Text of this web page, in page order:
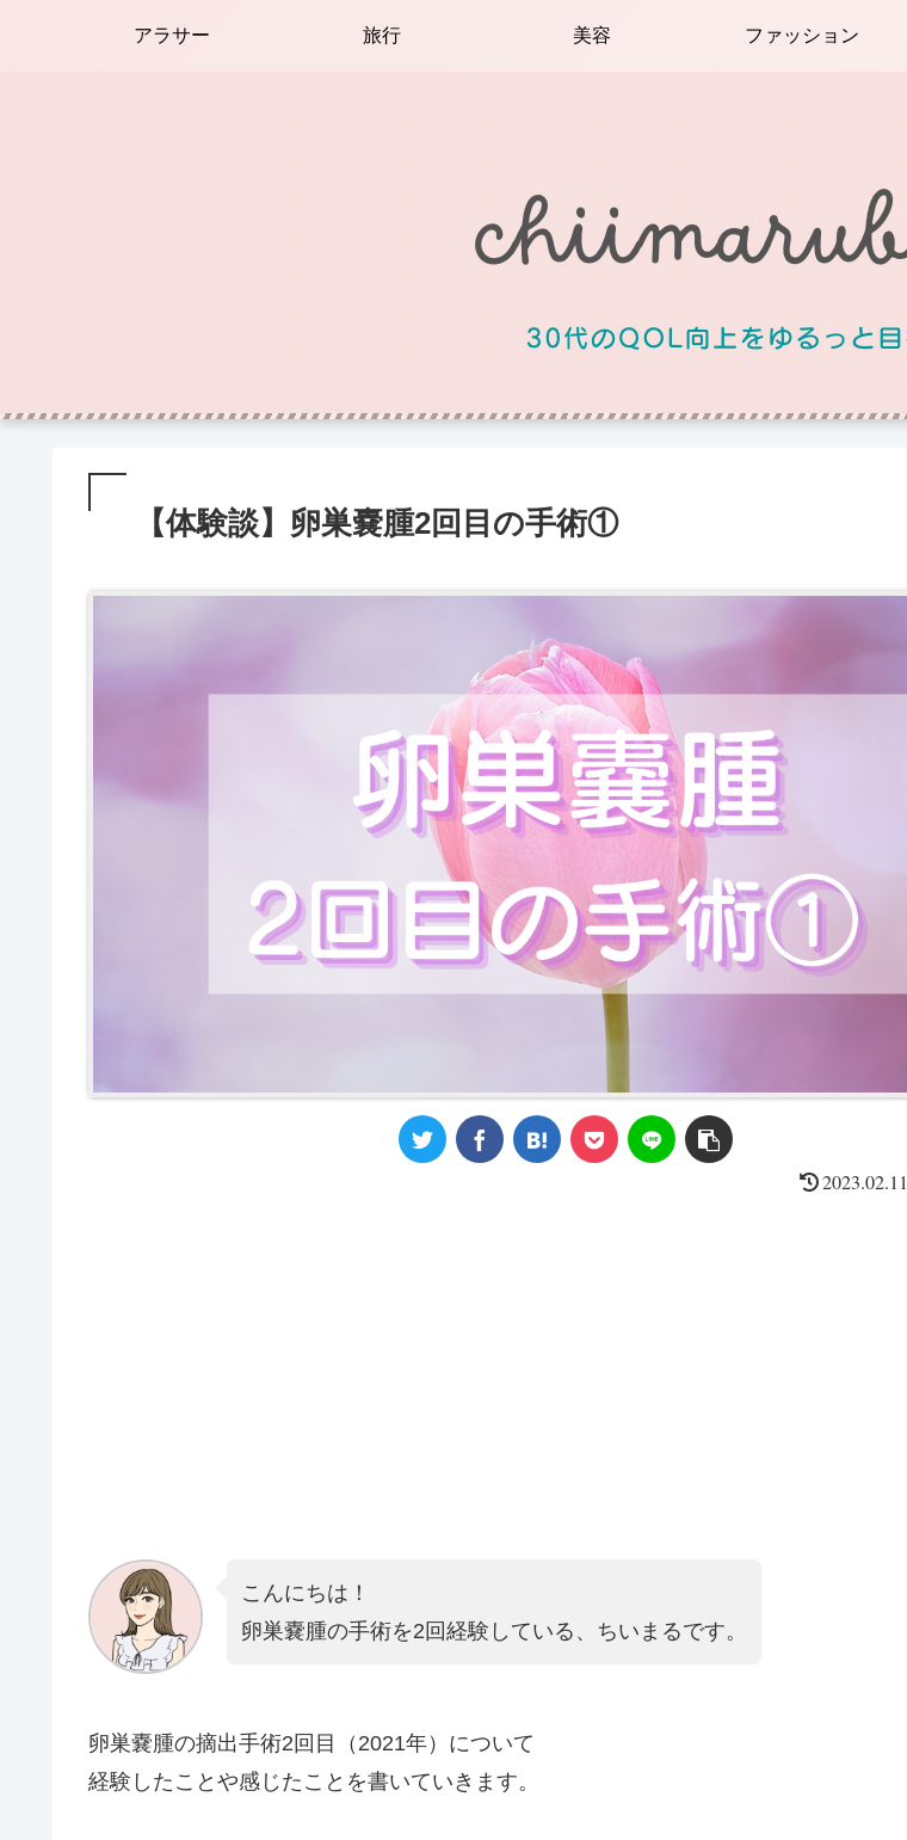
アラサー 旅行 美容 ファッション
【体験談】卵巣嚢腫2回目の手術①
2023.02.11
こんにちは！
卵巣嚢腫の手術を2回経験している、ちいまるです。
卵巣嚢腫の摘出手術2回目（2021年）について
経験したことや感じたことを書いていきます。